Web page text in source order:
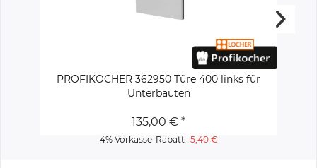
PROFIKOCHER 362950 Türe 400 links für
Unterbauten
135,00 € *
4% Vorkasse-Rabatt -5,40 €